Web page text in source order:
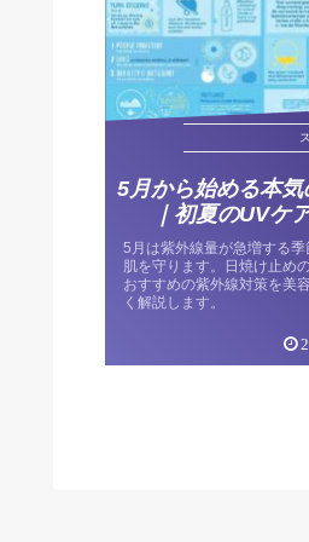
5月から始める本
｜初夏のUVケ
5月は紫外線量が急増する
肌を守ります。日焼け止め
おすすめの紫外線対策を美
く解説します。